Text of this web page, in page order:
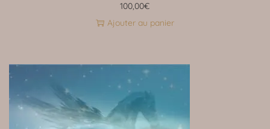
100,00€
Ajouter au panier